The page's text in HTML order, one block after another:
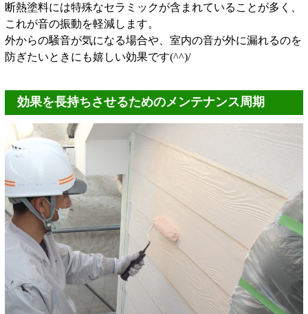
断熱塗料には特殊なセラミックが含まれていることが多く、
これが音の振動を軽減します。
外からの騒音が気になる場合や、室内の音が外に漏れるのを
防ぎたいときにも嬉しい効果です(^^)/
効果を長持ちさせるためのメンテナンス周期